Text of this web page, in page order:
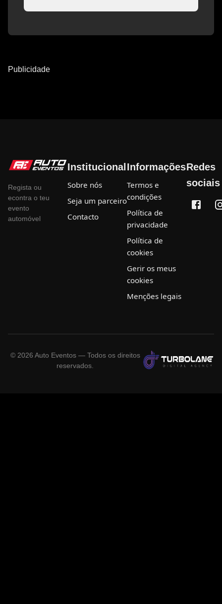
Publicidade
Regista ou
econtra o teu
evento
automóvel
Institucional
Sobre nós
Seja um parceiro
Contacto
Informações
Termos e
condições
Política de
privacidade
Política de
cookies
Gerir os meus
cookies
Menções legais
Redes
sociais
© 2026 Auto Eventos — Todos os direitos
reservados.